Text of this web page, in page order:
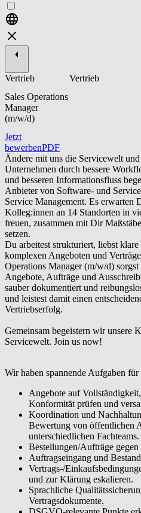
Vertrieb
Sales Operations
Manager
(m/w/d)
Jetzt
bewerbenPDF
Vertrieb
Ändere mit uns die Servicewelt und
Unternehmen durch bessere
und besseren Informationsfluss
Anbieter von Software- und
Service Management. Es erwarten
Kolleg:innen an 14 Standorten in
freuen, zusammen mit Dir
setzen.
Du arbeitest strukturiert, liebst klare
komplexen Angeboten und
Operations Manager (m/w/d) sorgst
Angebote, Aufträge und
sauber dokumentiert und
und leistest damit einen
Vertriebserfolg.
Gemeinsam begeistern wir unsere
Servicewelt. Join us now!
Wir haben spannende Aufgaben
Angebote auf
Konformität prüfen und
Koordination und
Bewertung von öffentlichen
unterschiedlichen Fachteams.
Bestellungen/Aufträge
Auftragseingang und
Vertrags-/
und zur Klärung eskalieren.
Sprachliche
Vertragsdokumente.